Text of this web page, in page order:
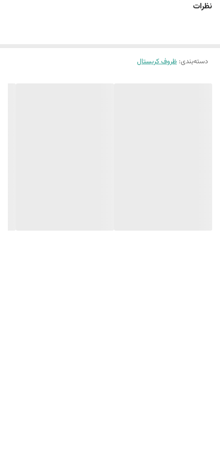
نظرات
دسته‌بندی: ظروف کریستال